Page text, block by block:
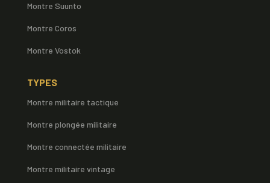
Montre Suunto
Montre Coros
Montre Vostok
TYPES
Montre militaire tactique
Montre plongée militaire
Montre connectée militaire
Montre militaire vintage